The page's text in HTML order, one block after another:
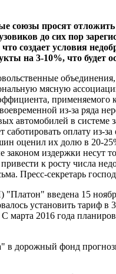
союзы просят
до сих пор
создает условия
на 3-10%, что будет
мясную
из-за ряда
автомобилей в системе
саботировать оплату из-
оценил их долю в 20-
издержки несут
к росту числа
Пресс-секретарь
введена 15
установить тариф в
марта 2016 года
в дорожный фонд